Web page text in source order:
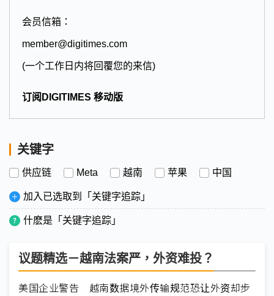
会员信箱：
member@digitimes.com
(一个工作日内将回覆您的来信)
订阅DIGITIMES 移动版
关键字
供应链 Meta 越南 苹果 中国
加入已选取到「关键字追踪」
什麽是「关键字追踪」
议题精选－越南法案严，外资难投？
美国企业警告 越南数据境外传输规范恐让外资却步